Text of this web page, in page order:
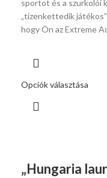
sportot és a szurkolói
„tizenkettedik
hogy Ön az Extreme
Opciók választása
„Hungaria